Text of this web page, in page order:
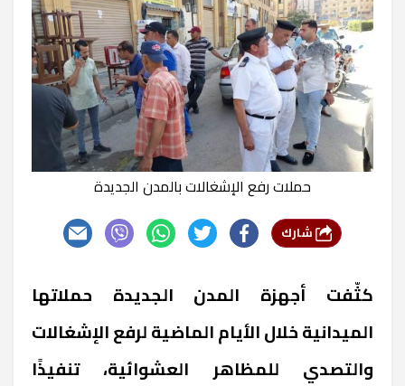
حملات رفع الإشغالات بالمدن الجديدة
كثّفت أجهزة المدن الجديدة حملاتها
الميدانية خلال الأيام الماضية لرفع الإشغالات
والتصدي للمظاهر العشوائية، تنفيذًا